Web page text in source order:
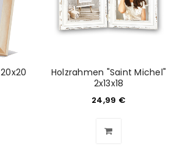
E-Mail-Adresse
Holzrahmen "Saint Michel"
2x13x18
24,99 €